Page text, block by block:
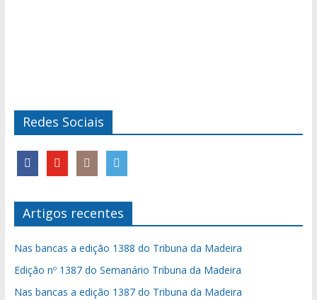
Redes Sociais
Artigos recentes
Nas bancas a edição 1388 do Tribuna da Madeira
Edição nº 1387 do Semanário Tribuna da Madeira
Nas bancas a edição 1387 do Tribuna da Madeira